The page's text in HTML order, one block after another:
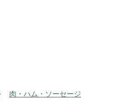
肉・ハム・ソーセージ